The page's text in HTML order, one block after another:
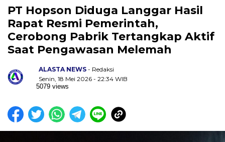
PT Hopson Diduga Langgar Hasil
Rapat Resmi Pemerintah,
Cerobong Pabrik Tertangkap Aktif
Saat Pengawasan Melemah
ALASTA NEWS - Redaksi
Senin, 18 Mei 2026 - 22:34 WIB
5079 views